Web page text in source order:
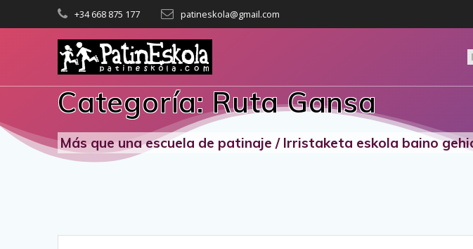
al
+34 668 875 177 patineskola@gmail.com
Categoría: Ruta Gansa
Más que una escuela de patinaje / Irristaketa eskola baino